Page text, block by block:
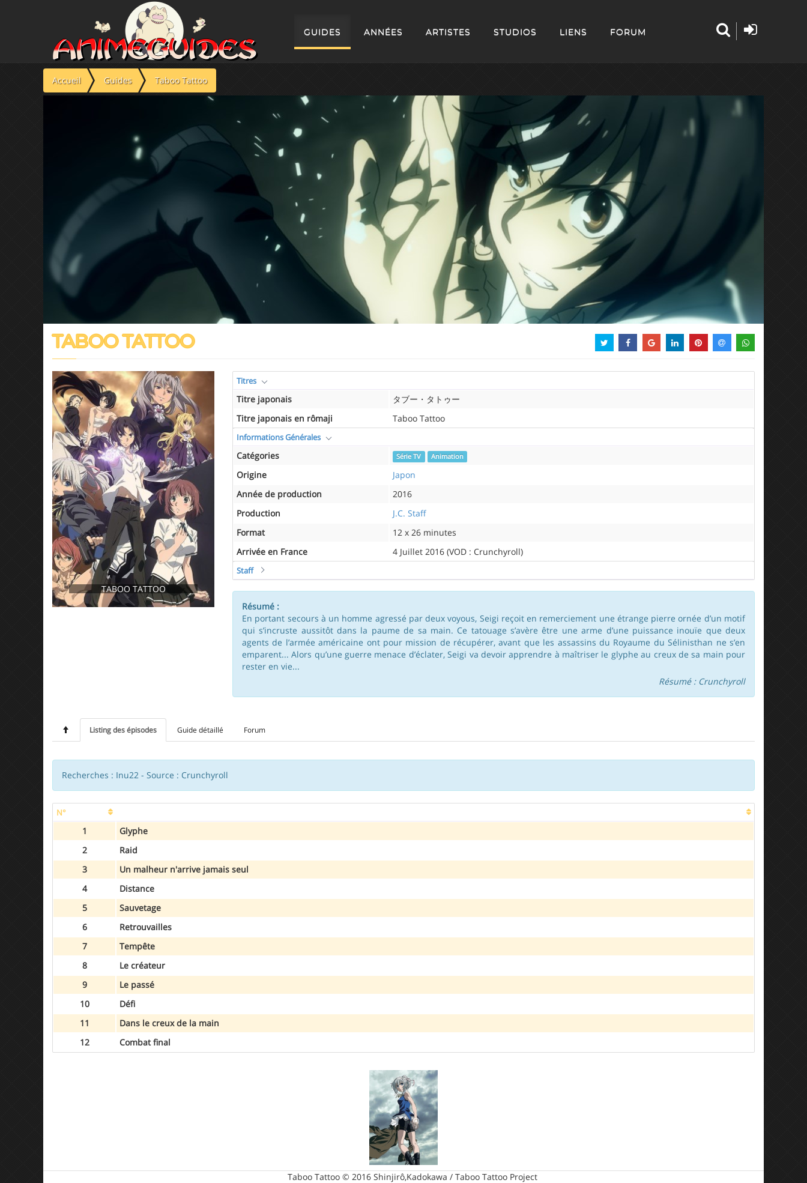
GUIDES ANNÉES ARTISTES STUDIOS LIENS FORUM
Accueil Guides Taboo Tattoo
TABOO TATTOO
TABOO TATTOO
Titres
Titre japonais
タブー・タトゥー
Titre japonais en rômaji
Taboo Tattoo
Informations Générales
Catégories Série TV Animation
Origine
Japon
Année de production
2016
Production
J.C. Staff
Format
12 x 26 minutes
Arrivée en France
4 Juillet 2016 (VOD : Crunchyroll)
Staff
Résumé :
En portant secours à un homme agressé par deux voyous, Seigi reçoit en remerciement une étrange pierre ornée d’un motif
qui s’incruste aussitôt dans la paume de sa main. Ce tatouage s’avère être une arme d’une puissance inouïe que deux
agents de l’armée américaine ont pour mission de récupérer, avant que les assassins du Royaume du Sélinisthan ne s’en
emparent... Alors qu’une guerre menace d’éclater, Seigi va devoir apprendre à maîtriser le glyphe au creux de sa main pour
rester en vie...
Résumé : Crunchyroll
Listing des épisodes Guide détaillé Forum
Recherches : Inu22 - Source : Crunchyroll
N°
1
Glyphe
2
Raid
3
Un malheur n'arrive jamais seul
4
Distance
5
Sauvetage
6
Retrouvailles
7
Tempête
8
Le créateur
9
Le passé
10
Défi
11
Dans le creux de la main
12
Combat final
Taboo Tattoo © 2016 Shinjirô,Kadokawa / Taboo Tattoo Project